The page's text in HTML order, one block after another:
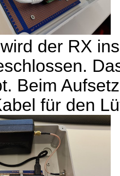
der RX
Beim
für den